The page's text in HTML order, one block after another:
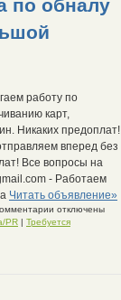
по обналу
работу по
карт,
Никаких предоплат!
вперед без
Все вопросы на
- Работаем
Читать объявление»
отключены
PR | Требуется